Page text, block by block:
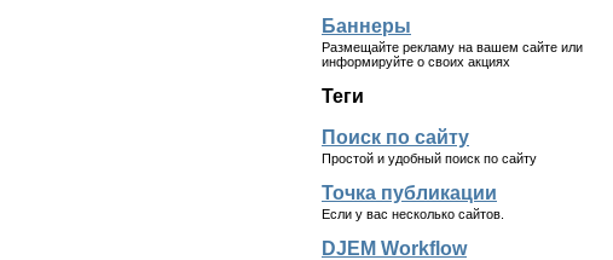
Баннеры
Размещайте рекламу на вашем сайте или
информируйте о своих акциях
Теги
Поиск по сайту
Простой и удобный поиск по сайту
Точка публикации
Если у вас несколько сайтов.
DJEM Workflow